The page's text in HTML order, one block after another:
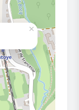
×